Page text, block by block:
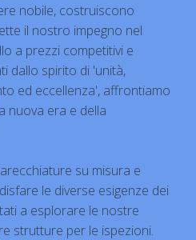
nobile, costruiscono
il nostro impegno nel
a prezzi competitivi e
dallo spirito di 'unità,
ed eccellenza', affrontiamo
nuova era e della
su misura e
le diverse esigenze dei
a esplorare le nostre
strutture per le ispezioni.